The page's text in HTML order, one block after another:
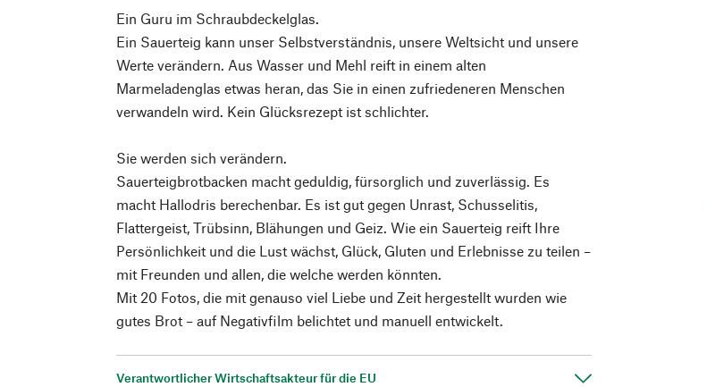
Ein Guru im Schraubdeckelglas.
Ein Sauerteig kann unser Selbstverständnis, unsere Weltsicht und unsere
Werte verändern. Aus Wasser und Mehl reift in einem alten
Marmeladenglas etwas heran, das Sie in einen zufriedeneren Menschen
verwandeln wird. Kein Glücksrezept ist schlichter.
Sie werden sich verändern.
Sauerteigbrotbacken macht geduldig, fürsorglich und zuverlässig. Es
macht Hallodris berechenbar. Es ist gut gegen Unrast, Schusselitis,
Flattergeist, Trübsinn, Blähungen und Geiz. Wie ein Sauerteig reift Ihre
Persönlichkeit und die Lust wächst, Glück, Gluten und Erlebnisse zu teilen –
mit Freunden und allen, die welche werden könnten.
Mit 20 Fotos, die mit genauso viel Liebe und Zeit hergestellt wurden wie
gutes Brot – auf Negativfilm belichtet und manuell entwickelt.
Verantwortlicher Wirtschaftsakteur für die EU